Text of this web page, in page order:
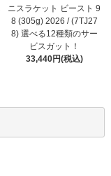
ニスラケット ビースト 9
8 (305g) 2026 / (7TJ27
8) 選べる12種類のサー
ビスガット！
33,440円(税込)